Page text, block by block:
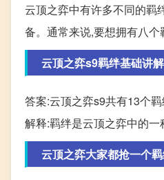
云顶之弈中有许多不同的羁
备。通常来说,要想拥有八个
云顶之弈s9羁绊基础讲
答案:云顶之弈s9共有13个
解释:羁绊是云顶之弈中的一
云顶之弈大家都抢一个